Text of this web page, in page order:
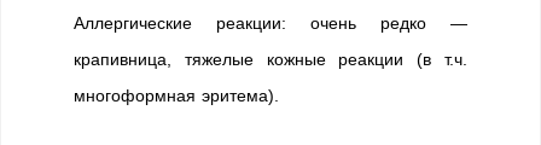
Аллергические реакции: очень редко —
крапивница, тяжелые кожные реакции (в т.ч.
многоформная эритема).